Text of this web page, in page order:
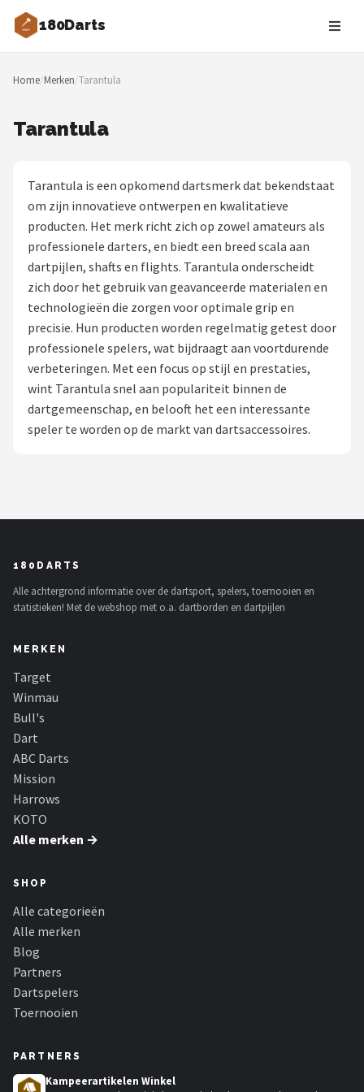
180Darts
Zoeken
NAVIGATIE
Blog
Dartspelers
Toernooien
Spelregels
Uitgooilijst
Dartshop
Dart
ABC Darts
Mission
Harrows
KOTO
Unicorn
Red Dragon
Home/Merken/Tarantula
Tarantula
Tarantula is een opkomend dartsmerk dat bekendstaat
om zijn innovatieve ontwerpen en kwalitatieve
producten. Het merk richt zich op zowel amateurs als
professionele darters, en biedt een breed scala aan
dartpijlen, shafts en flights. Tarantula onderscheidt
zich door het gebruik van geavanceerde materialen en
technologieën die zorgen voor optimale grip en
precisie. Hun producten worden regelmatig getest door
professionele spelers, wat bijdraagt aan voortdurende
verbeteringen. Met een focus op stijl en prestaties,
wint Tarantula snel aan populariteit binnen de
dartgemeenschap, en belooft het een interessante
speler te worden op de markt van dartsaccessoires.
180DARTS
Alle achtergrond informatie over de dartsport, spelers, toernooien en
statistieken! Met de webshop met o.a. dartborden en dartpijlen
MERKEN
Target
Winmau
Bull's
Dart
ABC Darts
Mission
Harrows
KOTO
Alle merken →
SHOP
Alle categorieën
Alle merken
Blog
Partners
Dartspelers
Toernooien
PARTNERS
Kampeerartikelen Winkel